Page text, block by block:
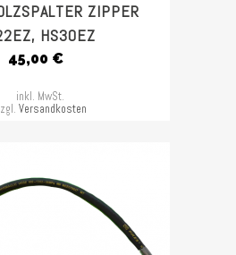
ZIPPER
HS30EZ
45,00 €
inkl. MwSt.
Versandkosten